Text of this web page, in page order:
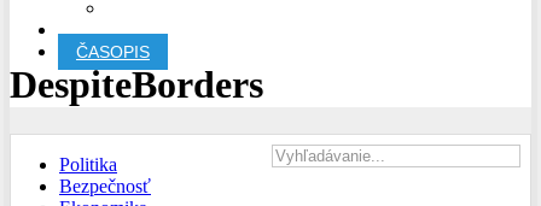
MULTILINGUAL
ČASOPIS
DespiteBorders
Politika
Bezpečnosť